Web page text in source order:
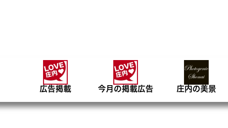
広告掲載 今月の掲載広告 庄内の美景